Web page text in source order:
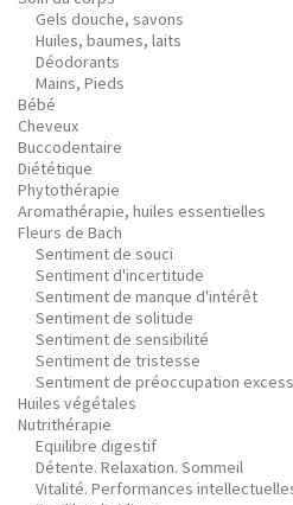
Gels douche, savons
Huiles, baumes, laits
Déodorants
Mains, Pieds
Bébé
Cheveux
Buccodentaire
Diététique
Phytothérapie
Aromathérapie, huiles essentielles
Fleurs de Bach
Sentiment de souci
Sentiment d'incertitude
Sentiment de manque d'intérêt
Sentiment de solitude
Sentiment de sensibilité
Sentiment de tristesse
Sentiment de préoccupation
Huiles végétales
Nutrithérapie
Equilibre digestif
Détente. Relaxation. Sommeil
Vitalité. Performances